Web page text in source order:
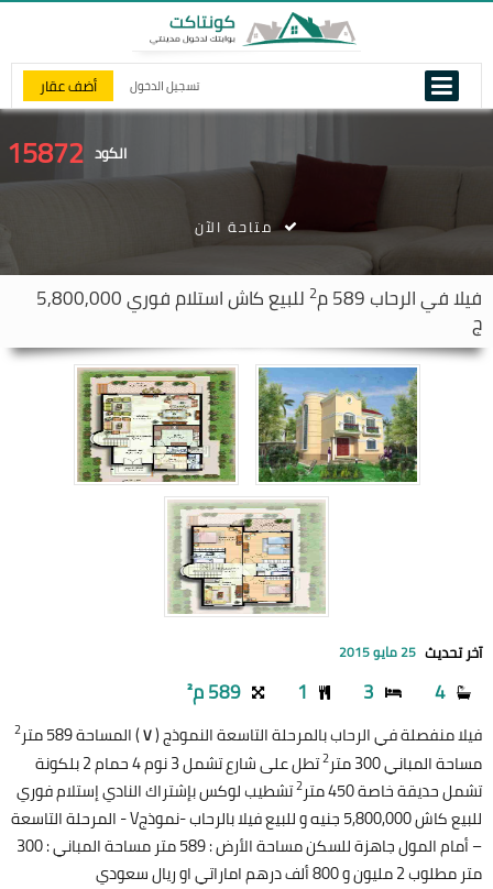
تسجيل الدخول أضف عقار
الكود 15872
فيلا فيالرحاب 2 للبيع كاش استلام فوري 5,800,000
ج
متاحة الآن
آخر تحديث 25 مايو 2015
4
3
1 589 م²
فيلا منفصلة في الرحاب بالمرحلة التاسعة النموذج (V) المساحة 589 متر 2
مساحة المباني 300 متر 2
تطل على شارع تشمل 3 نوم 4 حمام 2 بلكونة
تشمل حديقة خاصة 450 متر
2تشطيب لوكس بإشتراك النادي إستلام فوري
للبيع كاش 5,800,000 جنيه و للبيع فيلا بالرحاب -نموذجV - المرحلة التاسعة
– أمام المول جاهزة للسكن مساحة الأرض : 589 متر مساحة المباني : 300
متر مطلوب 2 مليون و 800 ألف درهم اماراتي او ريال سعودي